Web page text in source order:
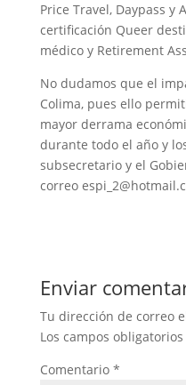
Price Travel, Daypass y
certificación Queer
médico y Retirement
No dudamos que el
Colima, pues ello
mayor derrama
durante todo el año y
subsecretario y el
correo
Enviar
Tu dirección de correo
Los campos
Comentario *